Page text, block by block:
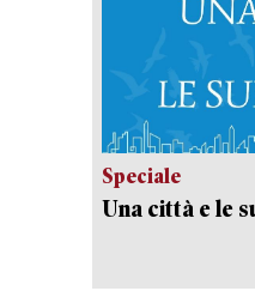
Speciale
Una città e le